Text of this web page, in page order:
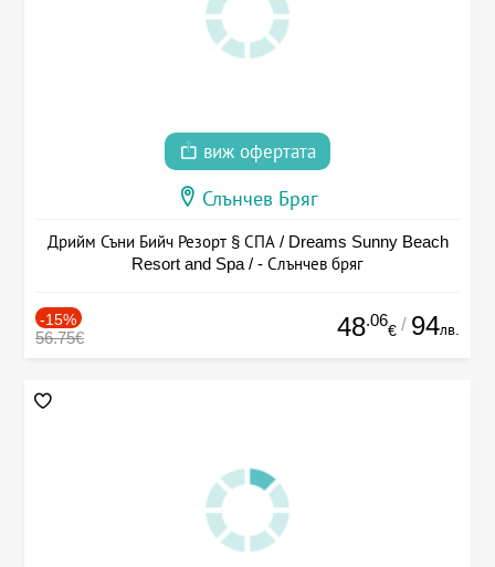
виж офертата
Слънчев Бряг
Дрийм Съни Бийч Резорт § СПА / Dreams Sunny Beach
Resort and Spa / - Слънчев бряг
-15%
56.75€ 48.06
€ / 94лв.